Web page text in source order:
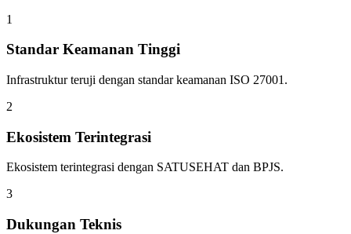
1
Standar Keamanan Tinggi
Infrastruktur teruji dengan standar keamanan ISO 27001.
2
Ekosistem Terintegrasi
Ekosistem terintegrasi dengan SATUSEHAT dan BPJS.
3
Dukungan Teknis